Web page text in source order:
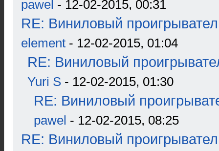
pawel - 12-02-2015, 00:31
RE: Виниловый
element - 12-02-2015, 01:04
RE: Виниловый
Yuri S - 12-02-2015, 01:30
RE: Виниловый
pawel - 12-02-2015, 08:25
RE: Виниловый